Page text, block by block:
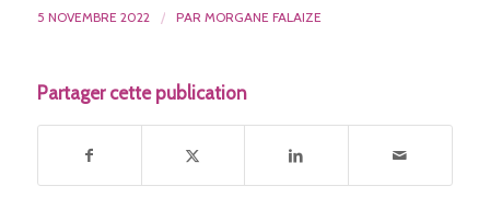
5 NOVEMBRE 2022 / PAR MORGANE FALAIZE
Partager cette publication